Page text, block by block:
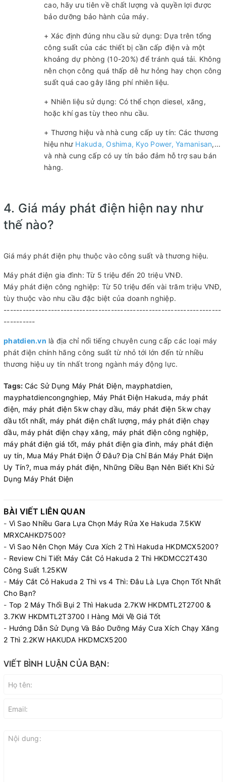
cao, hãy ưu tiên về chất lượng và quyền lợi được
bảo dưỡng bảo hành của máy.
+ Xác định đúng nhu cầu sử dụng: Dựa trên tổng
công suất của các thiết bị cần cấp điện và một
khoảng dự phòng (10-20%) để tránh quá tải. Không
nên chọn công quá thấp dễ hư hỏng hay chọn công
suất quá cao gây lãng phí nhiên liệu.
+ Nhiên liệu sử dụng: Có thể chọn diesel, xăng,
hoặc khí gas tùy theo nhu cầu.
+ Thương hiệu và nhà cung cấp uy tín: Các thương
hiệu như Hakuda, Oshima, Kyo Power, Yamanisan,...
và nhà cung cấp có uy tín bảo đảm hỗ trợ sau bán
hàng.
4. Giá máy phát điện hiện nay như
thế nào?
Giá máy phát điện phụ thuộc vào công suất và thương hiệu.
Máy phát điện gia đình: Từ 5 triệu đến 20 triệu VNĐ.
Máy phát điện công nghiệp: Từ 50 triệu đến vài trăm triệu VNĐ,
tùy thuộc vào nhu cầu đặc biệt của doanh nghiệp.
---------------------------------------------------------------------
----------
phatdien.vn là địa chỉ nổi tiếng chuyên cung cấp các loại máy
phát điện chính hãng công suất từ nhỏ tới lớn đến từ nhiều
thương hiệu uy tín nhất trong ngành máy động lực.
Tags: Các Sử Dụng Máy Phát Điện, mayphatdien,
mayphatdiencongnghiep, Máy Phát Điện Hakuda, máy phát
điện, máy phát điện 5kw chạy dầu, máy phát điện 5kw chạy
dầu tốt nhất, máy phát điện chất lượng, máy phát điện chạy
dầu, máy phát điện chạy xăng, máy phát điện công nghiệp,
máy phát điện giá tốt, máy phát điện gia đình, máy phát điện
uy tín, Mua Máy Phát Điện Ở Đâu? Địa Chỉ Bán Máy Phát Điện
Uy Tín?, mua máy phát điện, Những Điều Bạn Nên Biết Khi Sử
Dụng Máy Phát Điện
BÀI VIẾT LIÊN QUAN
- Vì Sao Nhiều Gara Lựa Chọn Máy Rửa Xe Hakuda 7.5KW
MRXCAHKD7500?
- Vì Sao Nên Chọn Máy Cưa Xích 2 Thì Hakuda HKDMCX5200?
- Review Chi Tiết Máy Cắt Cỏ Hakuda 2 Thì HKDMCC2T430
Công Suất 1.25KW
- Máy Cắt Cỏ Hakuda 2 Thì vs 4 Thì: Đâu Là Lựa Chọn Tốt Nhất
Cho Bạn?
- Top 2 Máy Thổi Bụi 2 Thì Hakuda 2.7KW HKDMTL2T2700 &
3.7KW HKDMTL2T3700 I Hàng Mới Về Giá Tốt
- Hướng Dẫn Sử Dụng Và Bảo Dưỡng Máy Cưa Xích Chạy Xăng
2 Thì 2.2KW HAKUDA HKDMCX5200
VIẾT BÌNH LUẬN CỦA BẠN: